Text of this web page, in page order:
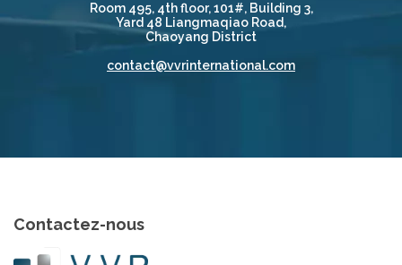
Room 495, 4th floor, 101#, Building 3,
Yard 48 Liangmaqiao Road,
Chaoyang District
contact@vvrinternational.com
Contactez-nous